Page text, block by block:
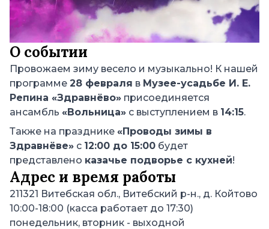
О событии
Провожаем зиму весело и музыкально! К нашей
программе 28 февраля в Музее-усадьбе И. Е.
Репина «Здравнёво» присоединяется
ансамбль «Вольница» с выступлением в 14:15.
Также на празднике «Проводы зимы в
Здравнёве» с 12:00 до 15:00 будет
представлено казачье подворье с кухней!
Адрес и время работы
211321 Витебская обл., Витебский р-н., д. Койтово
10:00-18:00 (касса работает до 17:30)
понедельник, вторник - выходной